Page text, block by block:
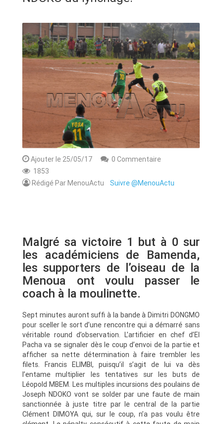
ANNONCE
ART & CULTURE & TRADITION
ASSAINISSEMENT
BREAKING-NEWS
CAMEROUN
PLUS
Ajouter le 25/05/17
0 Commentaire
1853
Rédigé Par MenouActu Suivre @MenouActu
Malgré sa victoire 1 but à 0 sur
les académiciens de Bamenda,
les supporters de l’oiseau de la
Menoua ont voulu passer le
coach à la moulinette.
Sept minutes auront suffi à la bande à Dimitri DONGMO
pour sceller le sort d’une rencontre qui a démarré sans
véritable round d’observation. L’artificier en chef d’El
Pacha va se signaler dès le coup d’envoi de la partie et
afficher sa nette détermination à faire trembler les
filets. Francis ELIMBI, puisqu’il s’agit de lui va dès
l’entame multiplier les tentatives sur les buts de
Léopold MBEM. Les multiples incursions des poulains de
Joseph NDOKO vont se solder par une faute de main
sanctionnée à juste titre par le central de la partie
Clément DIMOYA qui, sur le coup, n’a pas voulu être